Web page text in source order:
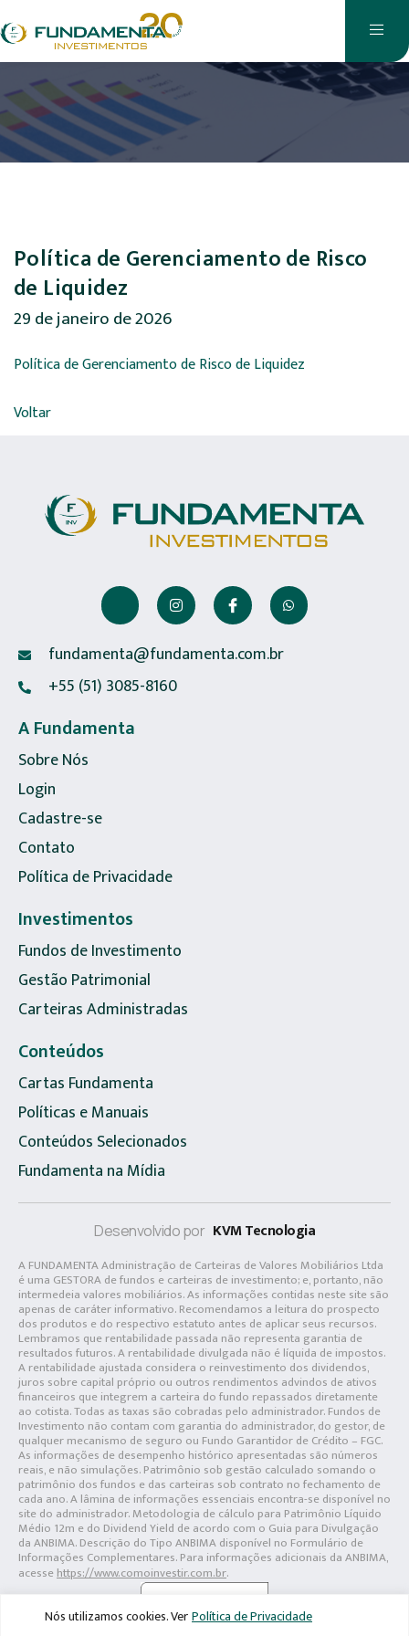
Nós utilizamos cookies. VerPolítica de Privacidade
Política de Gerenciamento de Risco
de Liquidez
29 de janeiro de 2026
Política de Gerenciamento de Risco de Liquidez
Voltar
fundamenta@fundamenta.com.br
+55 (51) 3085-8160
A Fundamenta
Sobre Nós
Login
Cadastre-se
Contato
Política de Privacidade
Investimentos
Fundos de Investimento
Gestão Patrimonial
Carteiras Administradas
Conteúdos
Cartas Fundamenta
Políticas e Manuais
Conteúdos Selecionados
Fundamenta na Mídia
Desenvolvido por KVM Tecnologia
A FUNDAMENTA Administração de Carteiras de Valores Mobiliários Ltda
é uma GESTORA de fundos e carteiras de investimento; e, portanto, não
intermedeia valores mobiliários. As informações contidas neste site são
apenas de caráter informativo. Recomendamos a leitura do prospecto
dos produtos e do respectivo estatuto antes de aplicar seus recursos.
Lembramos que rentabilidade passada não representa garantia de
resultados futuros. A rentabilidade divulgada não é líquida de impostos.
A rentabilidade ajustada considera o reinvestimento dos dividendos,
juros sobre capital próprio ou outros rendimentos advindos de ativos
financeiros que integrem a carteira do fundo repassados diretamente
ao cotista. Todas as taxas são cobradas pelo administrador. Fundos de
Investimento não contam com garantia do administrador, do gestor, de
qualquer mecanismo de seguro ou Fundo Garantidor de Crédito – FGC.
As informações de desempenho histórico apresentadas são números
reais, e não simulações. Patrimônio sob gestão calculado somando o
patrimônio dos fundos e das carteiras sob contrato no fechamento de
cada ano. A lâmina de informações essenciais encontra-se disponível no
site do administrador. Metodologia de cálculo para Patrimônio Líquido
Médio 12m e do Dividend Yield de acordo com o Guia para Divulgação
da ANBIMA. Descrição do Tipo ANBIMA disponível no Formulário de
Informações Complementares. Para informações adicionais da ANBIMA,
acessehttps://www.comoinvestir.com.br.